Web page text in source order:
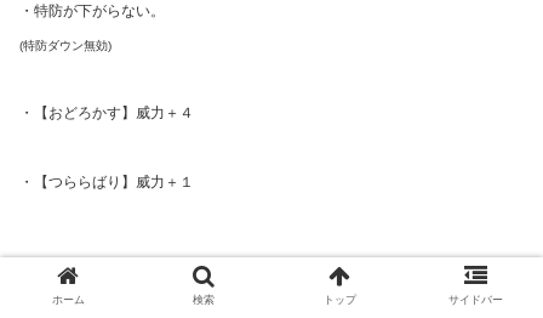
・特防が下がらない。
(特防ダウン無効)
・【おどろかす】威力＋４
・【つららばり】威力＋１
ホーム 検索 トップ サイドバー